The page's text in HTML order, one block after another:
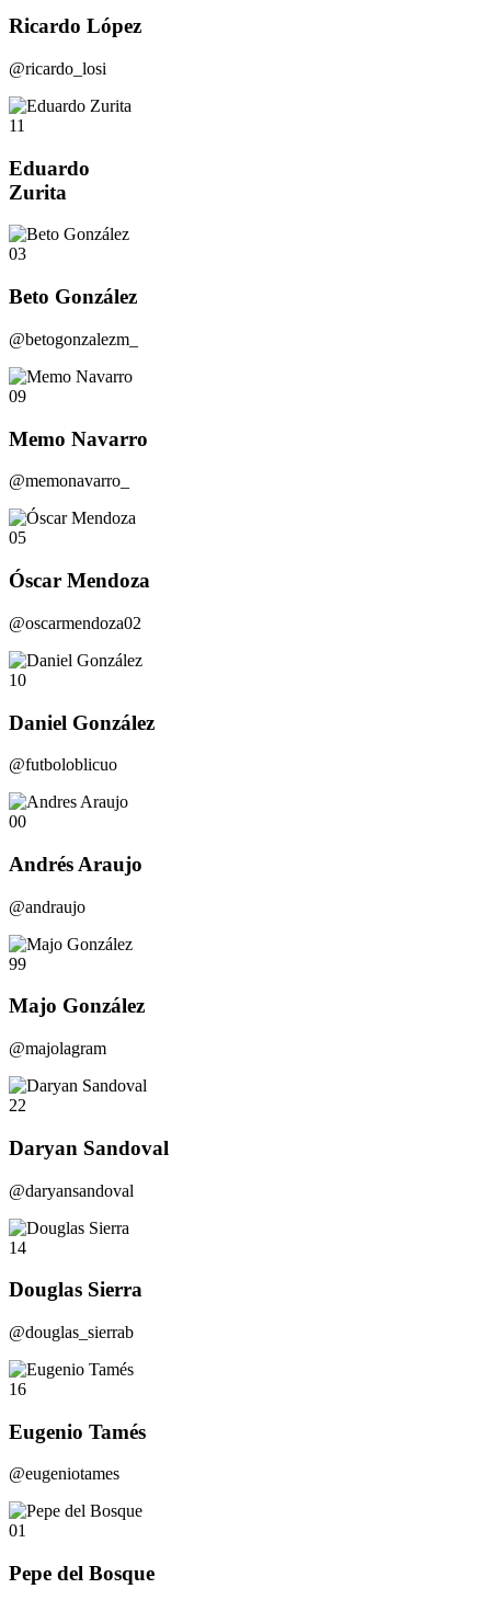
Ricardo López
@ricardo_losi
11
Eduardo
Zurita
03
Beto González
@betogonzalezm_
09
Memo Navarro
@memonavarro_
05
Óscar Mendoza
@oscarmendoza02
10
Daniel González
@futboloblicuo
00
Andrés Araujo
@andraujo
99
Majo González
@majolagram
22
Daryan Sandoval
@daryansandoval
14
Douglas Sierra
@douglas_sierrab
16
Eugenio Tamés
@eugeniotames
01
Pepe del Bosque